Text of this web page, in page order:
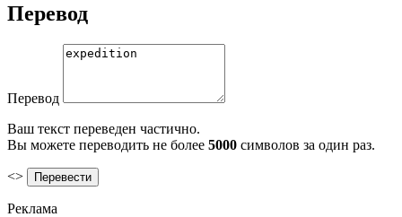
Перевод
Перевод
Ваш текст переведен частично.
Вы можете переводить не более 5000 символов за один раз.
<>
Реклама